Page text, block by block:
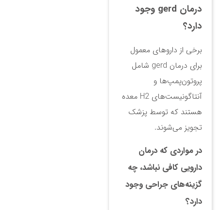
درمان gerd وجود
دارد؟
برخی از داروهای معمول
برای درمان gerd شامل
پروتون‌پمپ‌ها و
آنتاگونیست‌های H2 معده
هستند که توسط پزشک
تجویز می‌شوند.
در مواردی که درمان
دارویی کافی نباشد، چه
گزینه‌های جراحی وجود
دارد؟